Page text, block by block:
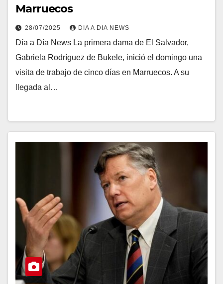
Marruecos
28/07/2025 DIA A DIA NEWS
Día a Día News La primera dama de El Salvador,
Gabriela Rodríguez de Bukele, inició el domingo una
visita de trabajo de cinco días en Marruecos. A su
llegada al…